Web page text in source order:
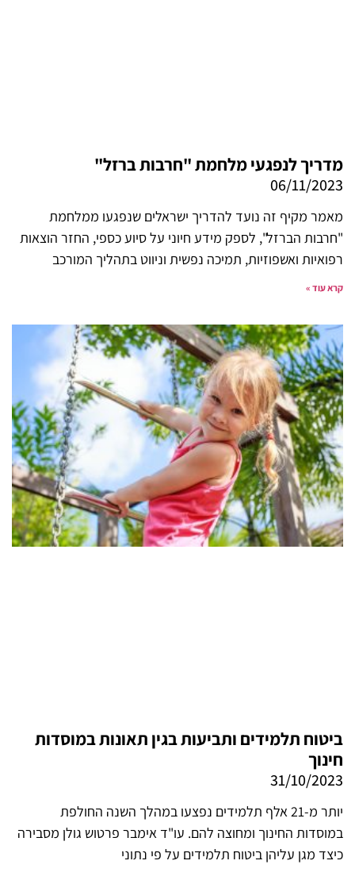
מדריך לנפגעי מלחמת "חרבות ברזל"
06/11/2023
מאמר מקיף זה נועד להדריך ישראלים שנפגעו ממלחמת
"חרבות הברזל", לספק מידע חיוני על סיוע כספי, החזר הוצאות
רפואיות ואשפוזיות, תמיכה נפשית וניווט בתהליך המורכב
קרא עוד »
ביטוח תלמידים ותביעות בגין תאונות במוסדות
חינוך
31/10/2023
יותר מ-21 אלף תלמידים נפצעו במהלך השנה החולפת
במוסדות החינוך ומחוצה להם. עו"ד אימבר פרטוש גולן מסבירה
כיצד מגן עליהן ביטוח תלמידים על פי נתוני